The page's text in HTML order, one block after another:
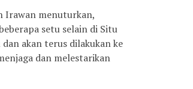
Irawan menuturkan,
setu selain di Situ
akan terus dilakukan ke
dan melestarikan